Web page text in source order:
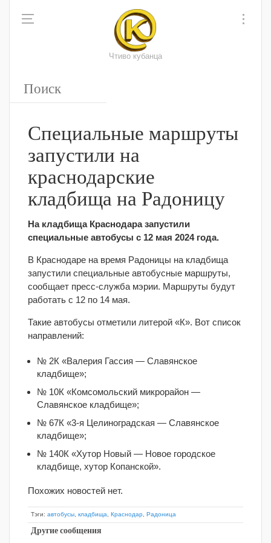
Чтиво кубанца
Специальные маршруты
запустили на
краснодарские
кладбища на Радоницу
На кладбища Краснодара запустили
специальные автобусы с 12 мая 2024 года.
В Краснодаре на время Радоницы на кладбища
запустили специальные автобусные маршруты,
сообщает пресс-служба мэрии. Маршруты будут
работать с 12 по 14 мая.
Такие автобусы отметили литерой «К». Вот список
направлений:
№ 2К «Валерия Гассия — Славянское
кладбище»;
№ 10К «Комсомольский микрорайон —
Славянское кладбище»;
№ 67К «3-я Целиноградская — Славянское
кладбище»;
№ 140К «Хутор Новый — Новое городское
кладбище, хутор Копанской».
Похожих новостей нет.
Тэги: автобусы кладбища Краснодар Радоница
Другие сообщения